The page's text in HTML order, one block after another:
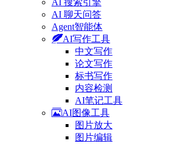
AI 搜索引擎
AI 聊天问答
Agent智能体
AI写作工具
中文写作
论文写作
标书写作
内容检测
AI笔记工具
AI图像工具
图片放大
图片编辑